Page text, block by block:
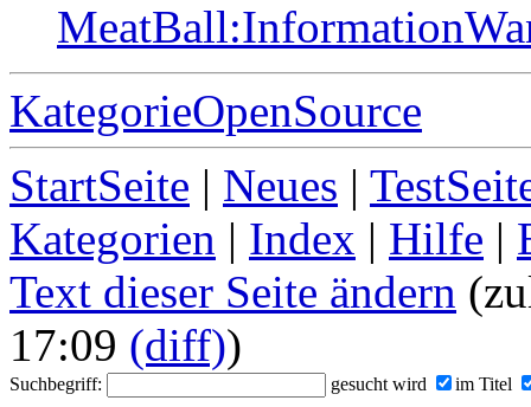
KategorieOpenSource
StartSeite | Neues |
Kategorien | Index | Hilfe |
Text dieser Seite ändern
17:09 (diff))
Suchbegriff: gesucht wird im Titel